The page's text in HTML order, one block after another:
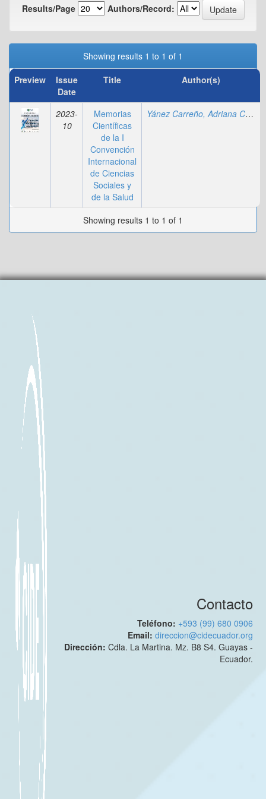
Results/Page
Authors/Record:
Showing results 1 to 1 of 1
Preview
Issue
Date
Title Author(s)
2023-
10
Memorias
Científicas
de la I
Convención
Internacional
de Ciencias
Sociales y
de la Salud
Yánez Carreño, Adriana Carolina
Showing results 1 to 1 of 1
Contacto
Teléfono: +593 (99) 680 0906
Email:direccion@cidecuador.org
Dirección:Cdla. La Martina. Mz. B8 S4. Guayas -
Ecuador.